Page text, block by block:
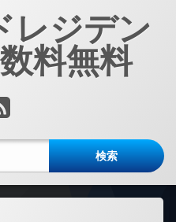
レジデン
料無料
RSS
索: